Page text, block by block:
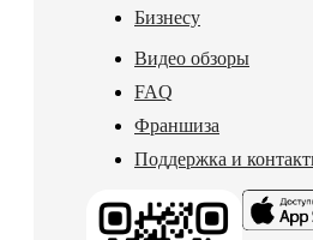
Бизнесу
Видео обзоры
FAQ
Франшиза
Поддержка и